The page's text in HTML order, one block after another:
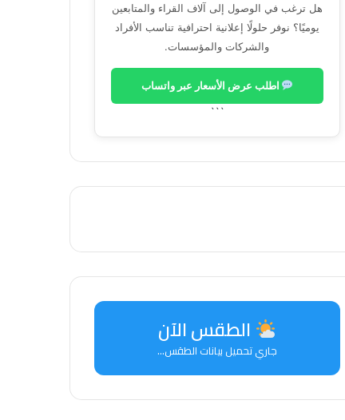
هل ترغب في الوصول إلى آلاف القراء والمتابعين
يوميًا؟ نوفر حلولًا إعلانية احترافية تناسب الأفراد
والشركات والمؤسسات.
اطلب عرض الأسعار عبر واتساب
```
الطقس الآن
جاري تحميل بيانات الطقس...